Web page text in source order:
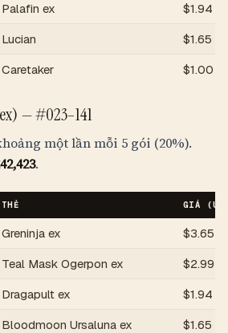
Palafin ex $1.94
Lucian $1.65
Caretaker $1.00
—#023–141
một lần mỗi 5 gói (20%).
.
THẺ GIÁ
Greninja ex $3.65
Teal Mask Ogerpon ex $2.99
Dragapult ex $1.94
Bloodmoon Ursaluna ex $1.65